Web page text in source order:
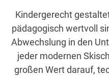
Kindergerecht
pädagogisch wertvoll
Abwechslung in den
jeder modernen
großen Wert darauf,